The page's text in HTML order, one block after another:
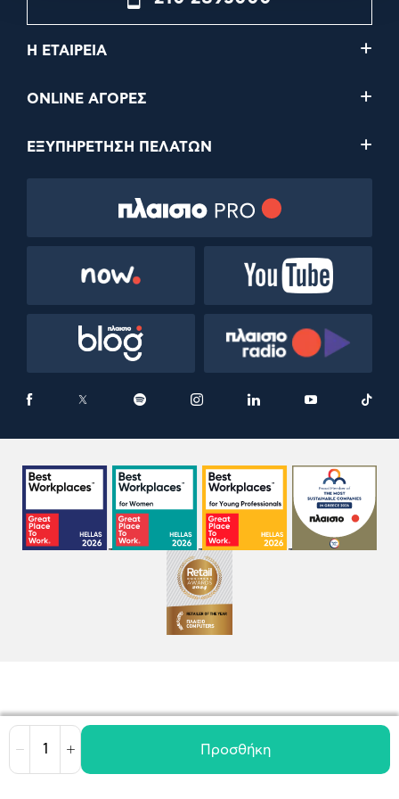
Μείωση Αύξηση Προσθήκη
Η ΕΤΑΙΡΕΙΑ
ONLINE ΑΓΟΡΕΣ
ΕΞΥΠΗΡΕΤΗΣΗ ΠΕΛΑΤΩΝ